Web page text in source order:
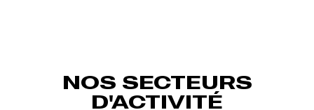
NOS SECTEURS
D'ACTIVITÉ